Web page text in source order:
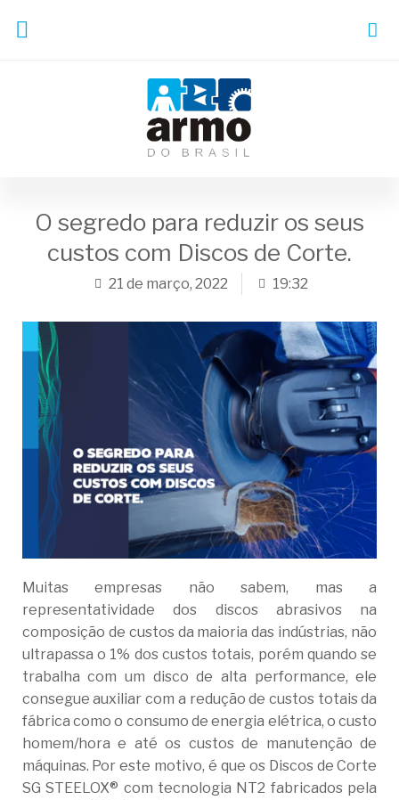
O segredo para reduzir os seus
custos com Discos de Corte.
21 de março, 2022 19:32
Muitas empresas não sabem, mas a
representatividade dos discos abrasivos na
composição de custos da maioria das indústrias, não
ultrapassa o 1% dos custos totais, porém quando se
trabalha com um disco de alta performance, ele
consegue auxiliar com a redução de custos totais da
fábrica como o consumo de energia elétrica, o custo
homem/hora e até os custos de manutenção de
máquinas. Por este motivo, é que os Discos de Corte
SG STEELOX® com tecnologia NT2 fabricados pela